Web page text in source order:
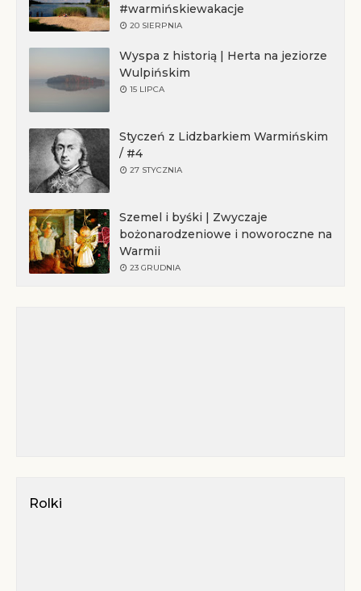
#warmińskiewakacje
20 SIERPNIA
Wyspa z historią | Herta na jeziorze
Wulpińskim
15 LIPCA
Styczeń z Lidzbarkiem Warmińskim
/ #4
27 STYCZNIA
Szemel i byśki | Zwyczaje
bożonarodzeniowe i noworoczne na
Warmii
23 GRUDNIA
Rolki